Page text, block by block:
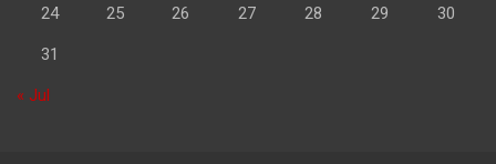
24 25 26 27 28 29 30
31
« Jul